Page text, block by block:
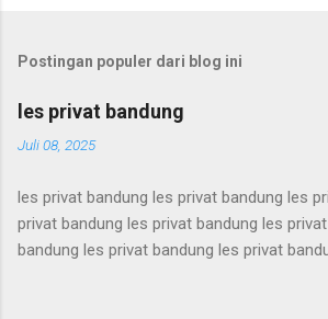
Postingan populer dari blog ini
les privat bandung
Juli 08, 2025
les privat bandung les privat bandung les
privat bandung les privat bandung les
bandung les privat bandung les privat
bandung les privat bandung les privat